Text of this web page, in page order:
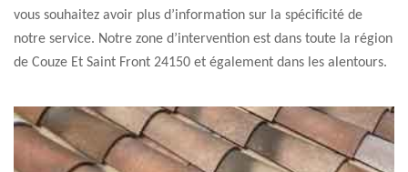
vous souhaitez avoir plus d’information sur la spécificité de
notre service. Notre zone d’intervention est dans toute la région
de Couze Et Saint Front 24150 et également dans les alentours.